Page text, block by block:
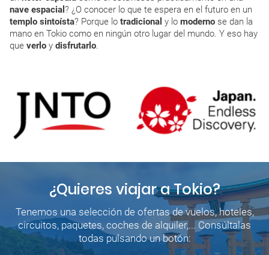
nave espacial ? ¿O conocer lo que te espera en el futuro en un
templo sintoísta? Porque lo tradicional y lo moderno se dan la
mano en Tokio como en ningún otro lugar del mundo. Y eso hay
que verlo y disfrutarlo.
¿Quieres viajar a Tokio?
Tenemos una selección de ofertas de vuelos, hoteles,
circuitos, paquetes, coches de alquiler,... Consúltalas
todas pulsando un botón: